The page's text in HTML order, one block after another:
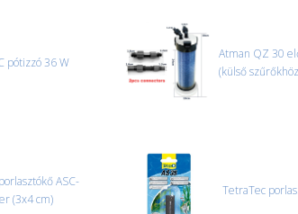
pótizzó 36 W
Atman QZ 30
(külső
ASC-
(3x4 cm)
TetraTec